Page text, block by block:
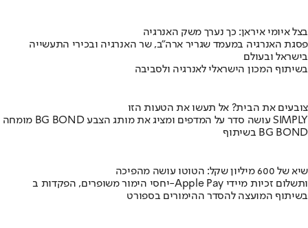
בצל איומי איראן: כך נערך משק האנרגיה
פסגת האנרגיה במעמד שגריר ארה"ב, שר האנרגיה ובכירי התעשייה
בישראל ובעולם
בשיתוף המכון הישראלי לאנרגיה ולסביבה
צובעים את הבית? אל תעשו את הטעות הזו
מומחה BG BOND עושה סדר על המדפים ומציג את מותג הצבע SIMPLY
בשיתוף BG BOND
שיא של 600 מיליון שקל: הטוטו עושה מהפיכה
יחסי הימור משופרים, הפקדות ב-Apple Pay ותשלום זכיות מיידי
בשיתוף המועצה להסדר ההימורים בספורט